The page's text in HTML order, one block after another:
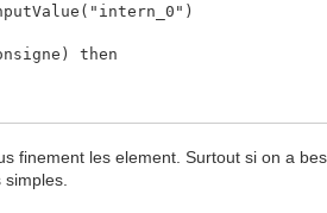
then
false)
finement les element. Surtout si on a